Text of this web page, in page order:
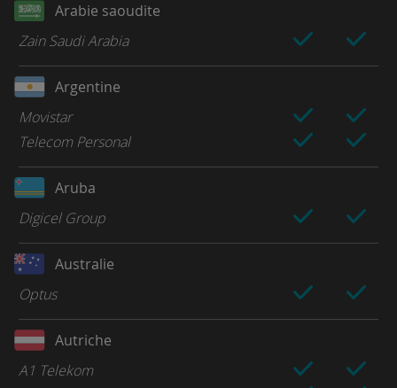
Arabie saoudite
Zain Saudi Arabia
Argentine
Movistar
Telecom Personal
Aruba
Digicel Group
Australie
Optus
Autriche
A1 Telekom